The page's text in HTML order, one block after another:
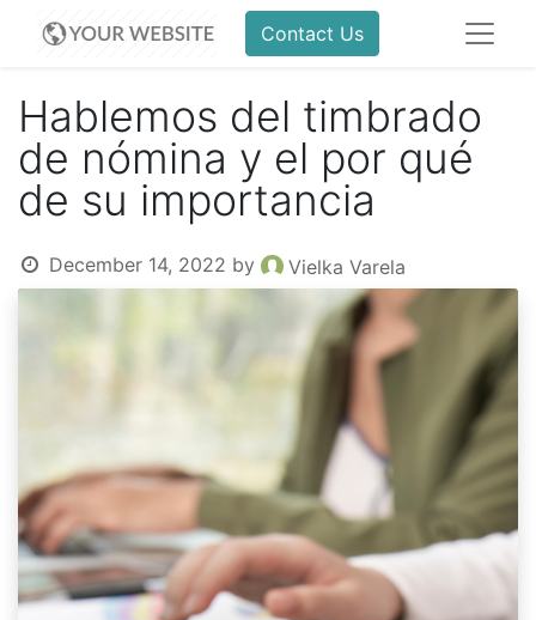
Contact Us
Hablemos del timbrado
de nómina y el por qué
de su importancia
December 14, 2022 by Vielka Varela